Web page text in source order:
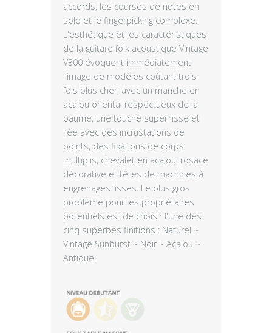
accords, les courses de notes en
solo et le fingerpicking complexe.
L'esthétique et les caractéristiques
de la guitare folk acoustique Vintage
V300 évoquent immédiatement
l'image de modèles coûtant trois
fois plus cher, avec un manche en
acajou oriental respectueux de la
paume, une touche super lisse et
liée avec des incrustations de
points, des fixations de corps
multiplis, chevalet en acajou, rosace
décorative et têtes de machines à
engrenages lisses. Le plus gros
problème pour les propriétaires
potentiels est de choisir l'une des
cinq superbes finitions : Naturel ~
Vintage Sunburst ~ Noir ~ Acajou ~
Antique.